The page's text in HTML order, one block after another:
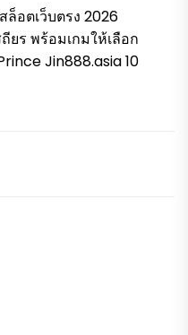
อตเว็บตรง 2026
ยร พร้อมเกมให้เลือก
Jin888.asia 10